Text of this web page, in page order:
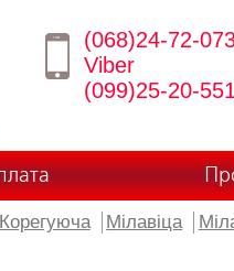
(068)24-72-
Viber
(099)25-20-551
Корегуюча Мілавіца